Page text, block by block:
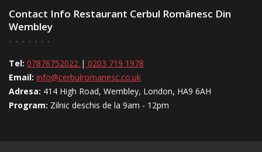
Contact Info Restaurant Cerbul Românesc Din
Wembley
Tel: 07876752022 | 0203 719 1978
Email: info@cerbulromanesc.co.uk
Adresa: 414 High Road, Wembley, London, HA9 6AH
Program: Zilnic deschis de la 9am - 12pm